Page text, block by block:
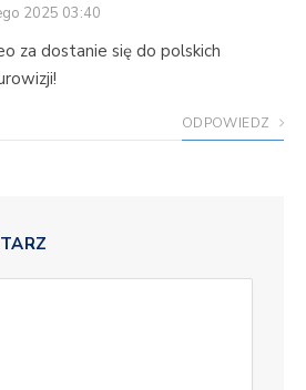
2025 03:40
za dostanie się do polskich
ODPOWIEDZ